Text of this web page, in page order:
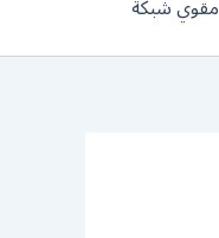
مقوي شبكة